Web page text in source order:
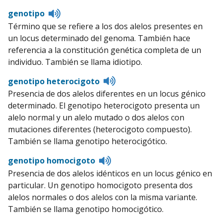
genotipo
Listen
pronunciation
Término que se refiere a los dos alelos presentes en
un locus determinado del genoma. También hace
referencia a la constitución genética completa de un
individuo. También se llama idiotipo.
genotipo heterocigoto
Listen
pronunciation
Presencia de dos alelos diferentes en un locus génico
determinado. El genotipo heterocigoto presenta un
alelo normal y un alelo mutado o dos alelos con
mutaciones diferentes (heterocigoto compuesto).
También se llama genotipo heterocigótico.
genotipo homocigoto
Listen
to
pronunciation
Presencia de dos alelos idénticos en un locus génico en
particular. Un genotipo homocigoto presenta dos
alelos normales o dos alelos con la misma variante.
También se llama genotipo homocigótico.